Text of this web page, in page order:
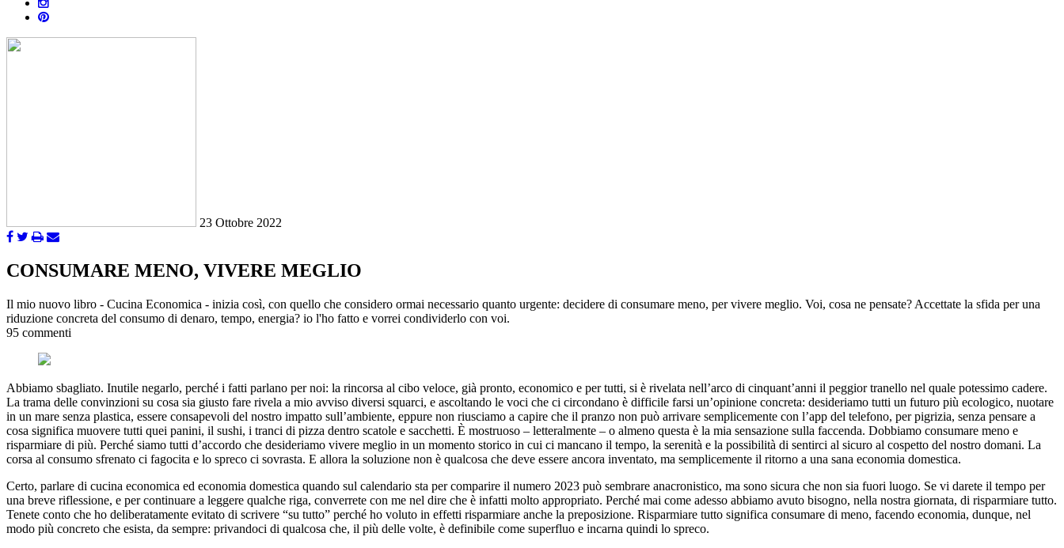
23 Ottobre 2022
CONSUMARE MENO, VIVERE MEGLIO
Il mio nuovo libro - Cucina Economica - inizia così, con quello che considero ormai necessario quanto urgente: decidere di consumare meno, per vivere meglio. Voi, cosa ne pensate? Accettate la sfida per una
riduzione concreta del consumo di denaro, tempo, energia? io l'ho fatto e vorrei condividerlo con voi.
95 commenti
Abbiamo sbagliato. Inutile negarlo, perché i fatti parlano per noi: la rincorsa al cibo veloce, già pronto, economico e per tutti, si è rivelata nell’arco di cinquant’anni il peggior tranello nel quale potessimo cadere.
La trama delle convinzioni su cosa sia giusto fare rivela a mio avviso diversi squarci, e ascoltando le voci che ci circondano è difficile farsi un’opinione concreta: desideriamo tutti un futuro più ecologico, nuotare
in un mare senza plastica, essere consapevoli del nostro impatto sull’ambiente, eppure non riusciamo a capire che il pranzo non può arrivare semplicemente con l’app del telefono, per pigrizia, senza pensare a
cosa significa muovere tutti quei panini, il sushi, i tranci di pizza dentro scatole e sacchetti. È mostruoso – letteralmente – o almeno questa è la mia sensazione sulla faccenda. Dobbiamo consumare meno e
risparmiare di più. Perché siamo tutti d’accordo che desideriamo vivere meglio in un momento storico in cui ci mancano il tempo, la serenità e la possibilità di sentirci al sicuro al cospetto del nostro domani. La
corsa al consumo sfrenato ci fagocita e lo spreco ci sovrasta. E allora la soluzione non è qualcosa che deve essere ancora inventato, ma semplicemente il ritorno a una sana economia domestica.
Certo, parlare di cucina economica ed economia domestica quando sul calendario sta per comparire il numero 2023 può sembrare anacronistico, ma sono sicura che non sia fuori luogo. Se vi darete il tempo per
una breve riflessione, e per continuare a leggere qualche riga, converrete con me nel dire che è infatti molto appropriato. Perché mai come adesso abbiamo avuto bisogno, nella nostra giornata, di risparmiare tutto.
Tenete conto che ho deliberatamente evitato di scrivere “su tutto” perché ho voluto in effetti risparmiare anche la preposizione. Risparmiare tutto significa consumare di meno, facendo economia, dunque, nel
modo più concreto che esista, da sempre: privandoci di qualcosa che, il più delle volte, è definibile come superfluo e incarna quindi lo spreco.